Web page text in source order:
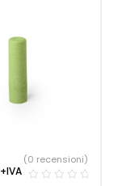
+IVA
(0 recensioni)